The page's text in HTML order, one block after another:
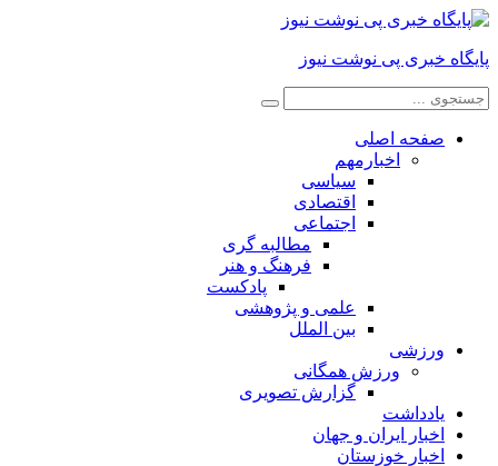
پایگاه خبری پی نوشت نیوز
صفحه اصلی
اخبارمهم
سیاسی
اقتصادی
اجتماعی
مطالبه گری
فرهنگ و هنر
پادکست
علمی و پژوهشی
بین الملل
ورزشی
ورزش همگانی
گزارش تصویری
یادداشت
اخبار ایران و جهان
اخبار خوزستان